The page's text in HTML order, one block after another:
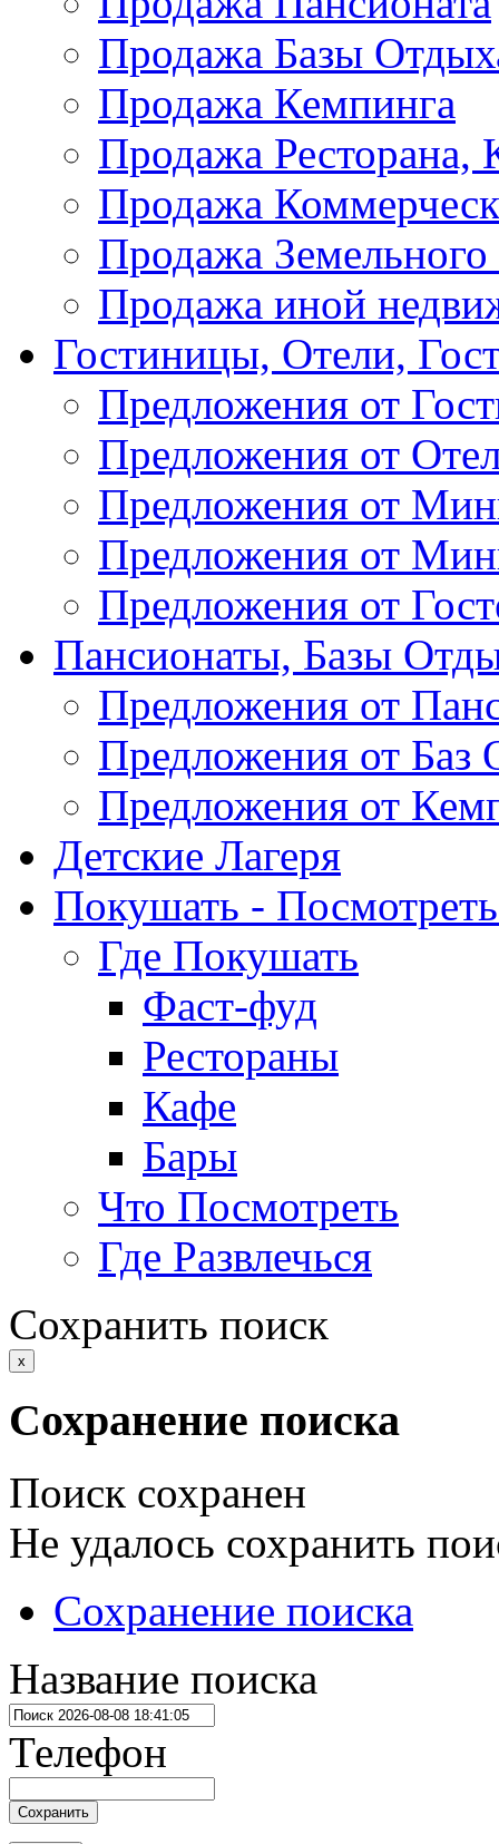
Продажа Базы
Продажа Кемпинга
Продажа Ресторана,
Продажа
Продажа Земельного
Продажа иной
Гостиницы, Отели,
Предложения от
Предложения от
Предложения от
Предложения от
Предложения от
Пансионаты, Базы
Предложения от
Предложения от Баз
Предложения от
Детские Лагеря
Покушать - Посмотреть
Где Покушать
Фаст-фуд
Рестораны
Кафе
Бары
Что Посмотреть
Где Развлечься
Сохранить поиск
x
Сохранение поиска
Поиск сохранен
Не удалось сохранить
Сохранение поиска
Название поиска
Телефон
Сохранить